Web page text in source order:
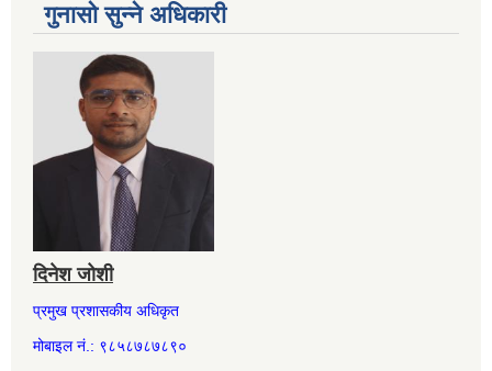
गुनासो सुन्ने अधिकारी
दिनेश जोशी
प्रमुख प्रशासकीय अधिकृत
मोबाइल नं.: ९८५८७८७८९०